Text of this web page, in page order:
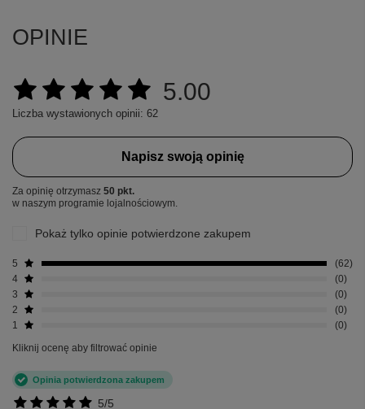
OPINIE
5.00
Liczba wystawionych opinii: 62
Napisz swoją opinię
Za opinię otrzymasz 50 pkt.
w naszym programie lojalnościowym.
Pokaż tylko opinie potwierdzone zakupem
5
62
4
0
3
0
2
0
1
0
Kliknij ocenę aby filtrować opinie
5/5
Opinia potwierdzona zakupem